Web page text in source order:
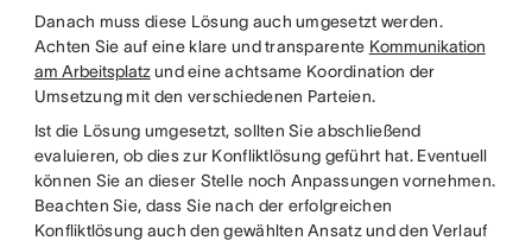
Danach muss diese Lösung auch umgesetzt werden.
Achten Sie auf eine klare und transparente Kommunikation
am Arbeitsplatzund eine achtsame Koordination der
Umsetzung mit den verschiedenen Parteien.
Ist die Lösung umgesetzt, sollten Sie abschließend
evaluieren, ob dies zur Konfliktlösung geführt hat. Eventuell
können Sie an dieser Stelle noch Anpassungen vornehmen.
Beachten Sie, dass Sie nach der erfolgreichen
Konfliktlösung auch den gewählten Ansatz und den Verlauf